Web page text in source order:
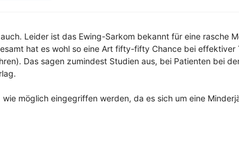
Leider ist das Ewing-Sarkom bekannt für eine rasche
hat es wohl so eine Art fifty-fifty Chance bei effektiver
Das sagen zumindest Studien aus, bei Patienten bei
wie möglich eingegriffen werden, da es sich um eine